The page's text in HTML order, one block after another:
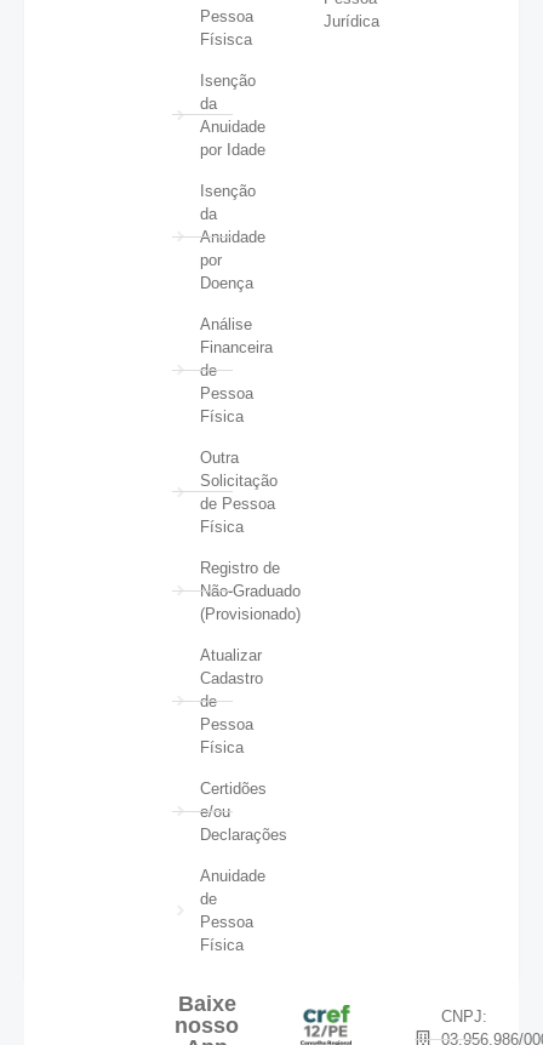
Pessoa
Físisca
Isenção
da
Anuidade
por Idade
Isenção
da
Anuidade
por
Doença
Análise
Financeira
de
Pessoa
Física
Outra
Solicitação
de Pessoa
Física
Registro de
Não-Graduado
(Provisionado)
Atualizar
Cadastro
de
Pessoa
Física
Certidões
e/ou
Declarações
Anuidade
de
Pessoa
Física
Jurídica
Baixe
nosso
CNPJ:
03.956.986/